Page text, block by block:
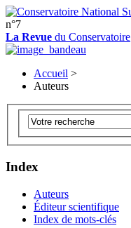
n°7
La Revue du Conservatoire
Accueil >
Auteurs
Index
Auteurs
Éditeur scientifique
Index de mots-clés